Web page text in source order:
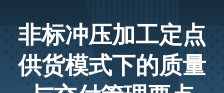
非标冲压加工定点
供货模式下的质量